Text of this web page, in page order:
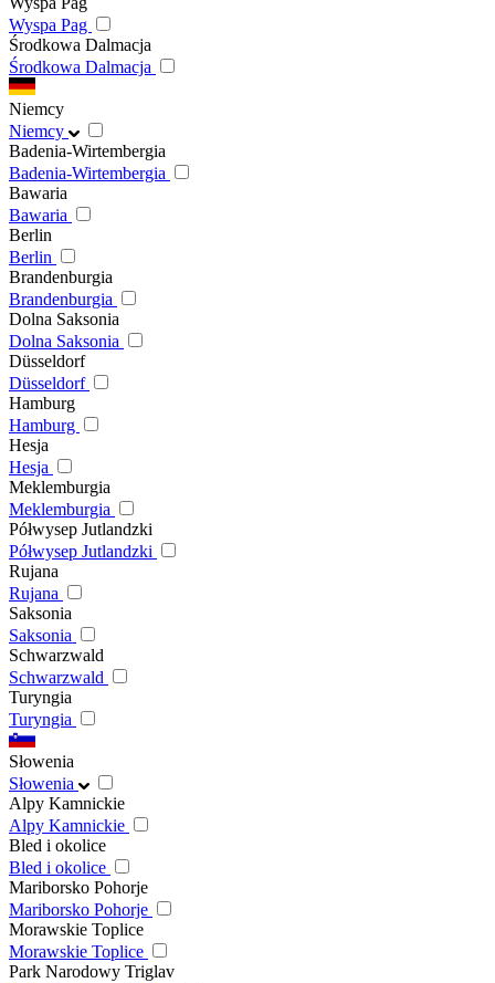
Wyspa Pag
Środkowa Dalmacja
Środkowa Dalmacja
Niemcy
Niemcy
Badenia-Wirtembergia
Badenia-Wirtembergia
Bawaria
Bawaria
Berlin
Berlin
Brandenburgia
Brandenburgia
Dolna Saksonia
Dolna Saksonia
Düsseldorf
Düsseldorf
Hamburg
Hamburg
Hesja
Hesja
Meklemburgia
Meklemburgia
Półwysep Jutlandzki
Półwysep Jutlandzki
Rujana
Rujana
Saksonia
Saksonia
Schwarzwald
Schwarzwald
Turyngia
Turyngia
Słowenia
Słowenia
Alpy Kamnickie
Alpy Kamnickie
Bled i okolice
Bled i okolice
Mariborsko Pohorje
Mariborsko Pohorje
Morawskie Toplice
Morawskie Toplice
Park Narodowy Triglav